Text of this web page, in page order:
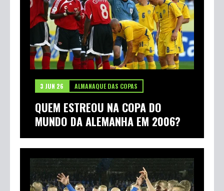
3 JUN 26 ALMANAQUE DAS COPAS
QUEM ESTREOU NA COPA DO
MUNDO DA ALEMANHA EM 2006?